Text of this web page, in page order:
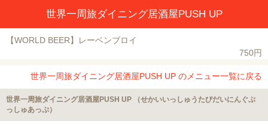
世界一周旅ダイニング居酒屋PUSH UP
【WORLD BEER】レーベンブロイ
750円
世界一周旅ダイニング居酒屋PUSH UP のメニュー一覧に戻る
世界一周旅ダイニング居酒屋PUSH UP （せかいいっしゅうたびだいにんぐぷ
っしゅあっぷ）